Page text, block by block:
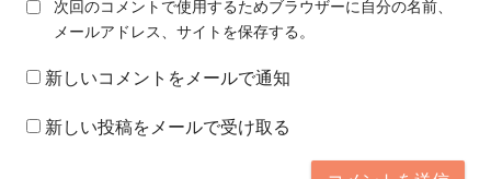
次回のコメントで使用するためブラウザーに自分の名前、
メールアドレス、サイトを保存する。
新しいコメントをメールで通知
新しい投稿をメールで受け取る